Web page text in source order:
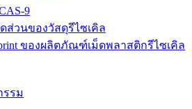
9
ส่วนของวัสดุรีไซเคิล
ของผลิตภัณฑ์เม็ดพลาสติกรีไซเคิล
รม
ระบบ Chain of Custody และควบคุม